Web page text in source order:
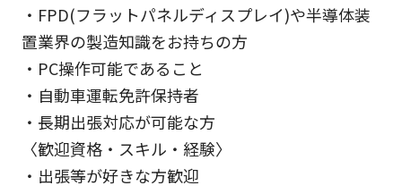
・FPD(フラットパネルディスプレイ)や半導体装
置業界の製造知識をお持ちの方
・PC操作可能であること
・自動車運転免許保持者
・長期出張対応が可能な方
〈歓迎資格・スキル・経験〉
・出張等が好きな方歓迎